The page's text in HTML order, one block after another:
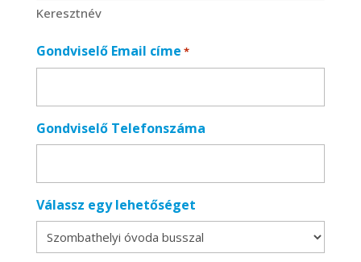
Keresztnév
Gondviselő Email címe *
Gondviselő Telefonszáma
Válassz egy lehetőséget